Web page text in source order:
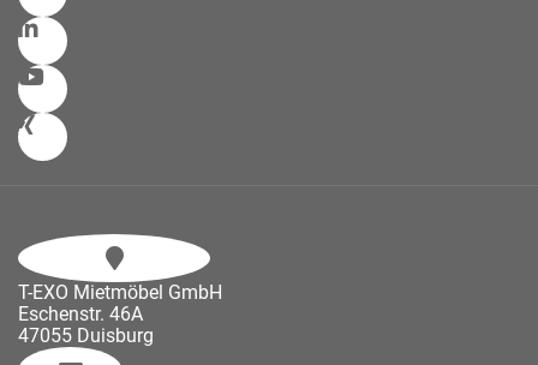
T-EXO Mietmöbel GmbH
Eschenstr. 46A
47055 Duisburg